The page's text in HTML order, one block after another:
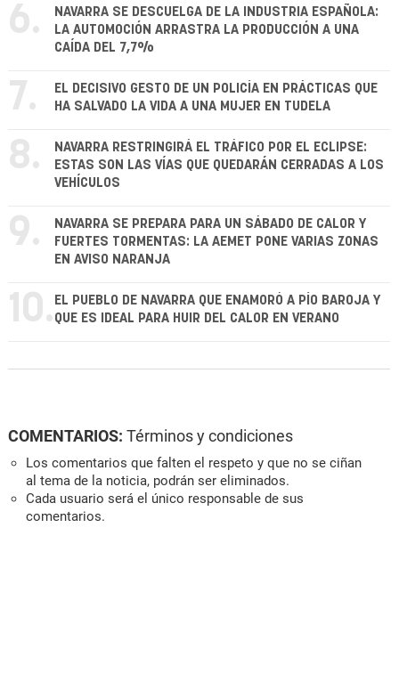
6.
NAVARRA SE DESCUELGA DE LA INDUSTRIA ESPAÑOLA:
LA AUTOMOCIÓN ARRASTRA LA PRODUCCIÓN A UNA
CAÍDA DEL 7,7%
7.
EL DECISIVO GESTO DE UN POLICÍA EN PRÁCTICAS QUE
HA SALVADO LA VIDA A UNA MUJER EN TUDELA
8.
NAVARRA RESTRINGIRÁ EL TRÁFICO POR EL ECLIPSE:
ESTAS SON LAS VÍAS QUE QUEDARÁN CERRADAS A LOS
VEHÍCULOS
9.
NAVARRA SE PREPARA PARA UN SÁBADO DE CALOR Y
FUERTES TORMENTAS: LA AEMET PONE VARIAS ZONAS
EN AVISO NARANJA
10. EL PUEBLO DE NAVARRA QUE ENAMORÓ A PÍO BAROJA Y
QUE ES IDEAL PARA HUIR DEL CALOR EN VERANO
COMENTARIOS: Términos y condiciones
Los comentarios que falten el respeto y que no se ciñan
al tema de la noticia, podrán ser eliminados.
Cada usuario será el único responsable de sus
comentarios.